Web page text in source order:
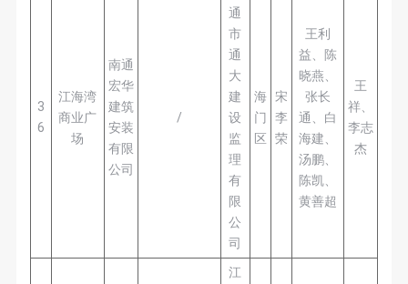
3
6
江海湾
商业广
场
南通
宏华
建筑
安装
有限
公司
/
通
市
通
大
建
设
监
理
有
限
公
司
海
门
区
宋
李
荣
王利
益、陈
晓燕、
张长
通、白
海建、
汤鹏、
陈凯、
黄善超
王
祥、
李志
杰
江